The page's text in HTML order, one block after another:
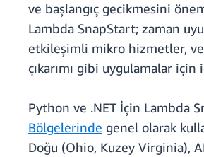
ve başlangıç gecikmesini
Lambda SnapStart; zaman
etkileşimli mikro hizmetler,
çıkarımı gibi uygulamalar için
Python ve .NET İçin Lambda
Bölgelerinde genel olarak
Doğu (Ohio, Kuzey Virginia),